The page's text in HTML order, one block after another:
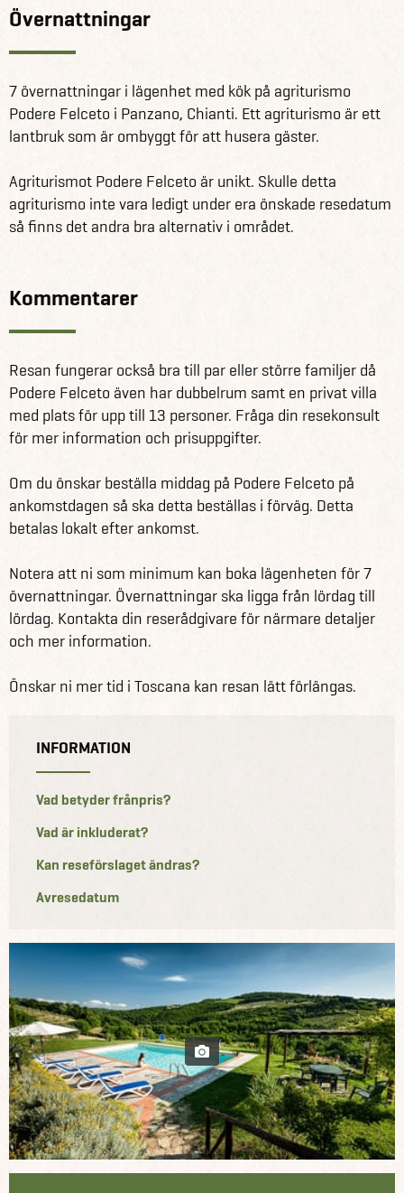
Övernattningar
7 övernattningar i lägenhet med kök på agriturismo
Podere Felceto i Panzano, Chianti. Ett agriturismo är ett
lantbruk som är ombyggt för att husera gäster.
Agriturismot Podere Felceto är unikt. Skulle detta
agriturismo inte vara ledigt under era önskade resedatum
så finns det andra bra alternativ i området.
Kommentarer
Resan fungerar också bra till par eller större familjer då
Podere Felceto även har dubbelrum samt en privat villa
med plats för upp till 13 personer. Fråga din resekonsult
för mer information och prisuppgifter.
Om du önskar beställa middag på Podere Felceto på
ankomstdagen så ska detta beställas i förväg. Detta
betalas lokalt efter ankomst.
Notera att ni som minimum kan boka lägenheten för 7
övernattningar. Övernattningar ska ligga från lördag till
lördag. Kontakta din reserådgivare för närmare detaljer
och mer information.
Önskar ni mer tid i Toscana kan resan lätt förlängas.
INFORMATION
Vad betyder frånpris?
Vad är inkluderat?
Kan reseförslaget ändras?
Avresedatum